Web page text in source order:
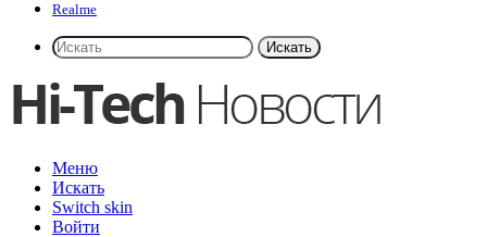
Realme
Искать
Меню
Искать
Switch skin
Войти